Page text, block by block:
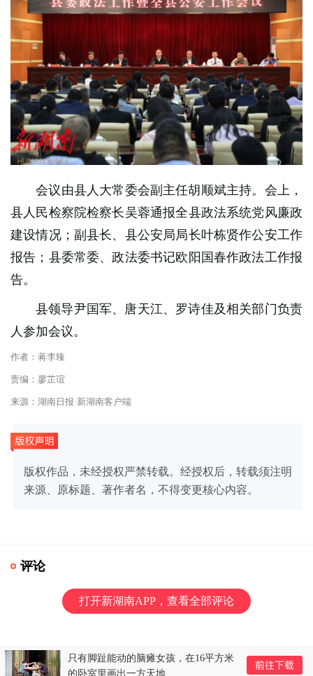
​会议由县人大常委会副主任胡顺斌主持。会上，
县人民检察院检察长吴蓉通报全县政法系统党风廉政
建设情况；副县长、县公安局局长叶栋贤作公安工作
报告；县委常委、政法委书记欧阳国春作政法工作报
告。
县领导尹国军、唐天江、罗诗佳及相关部门负责
人参加会议。
作者：蒋李臻
责编：廖芷谊
来源：湖南日报·新湖南客户端
版权作品，未经授权严禁转载。经授权后，转载须注明
来源、原标题、著作者名，不得变更核心内容。
评论
打开新湖南APP，查看全部评论
只有脚趾能动的脑瘫女孩，在16平方米
的卧室里画出一方天地